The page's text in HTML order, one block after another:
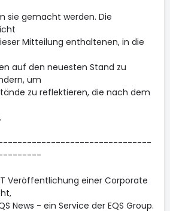
sie gemacht werden. Die
Mitteilung enthaltenen, in die
auf den neuesten Stand zu
um
zu reflektieren, die nach dem
Veröffentlichung einer Corporate
News - ein Service der EQS Group.